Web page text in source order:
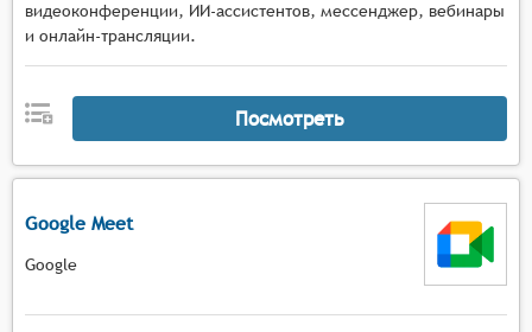
видеоконференции, ИИ-ассистентов, мессенджер, вебинары
и онлайн-трансляции.
Посмотреть
Google Meet
Google